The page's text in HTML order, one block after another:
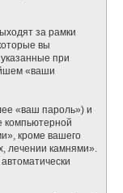
за рамки
вы
при
«ваши
«ваш пароль») и
компьютерной
кроме вашего
лечении камнями».